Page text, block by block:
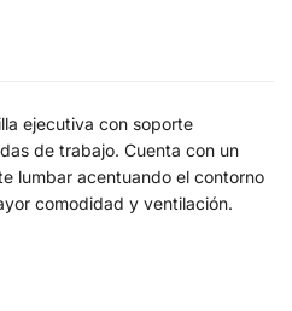
ejecutiva con soporte
de trabajo. Cuenta con un
lumbar acentuando el contorno
comodidad y ventilación.